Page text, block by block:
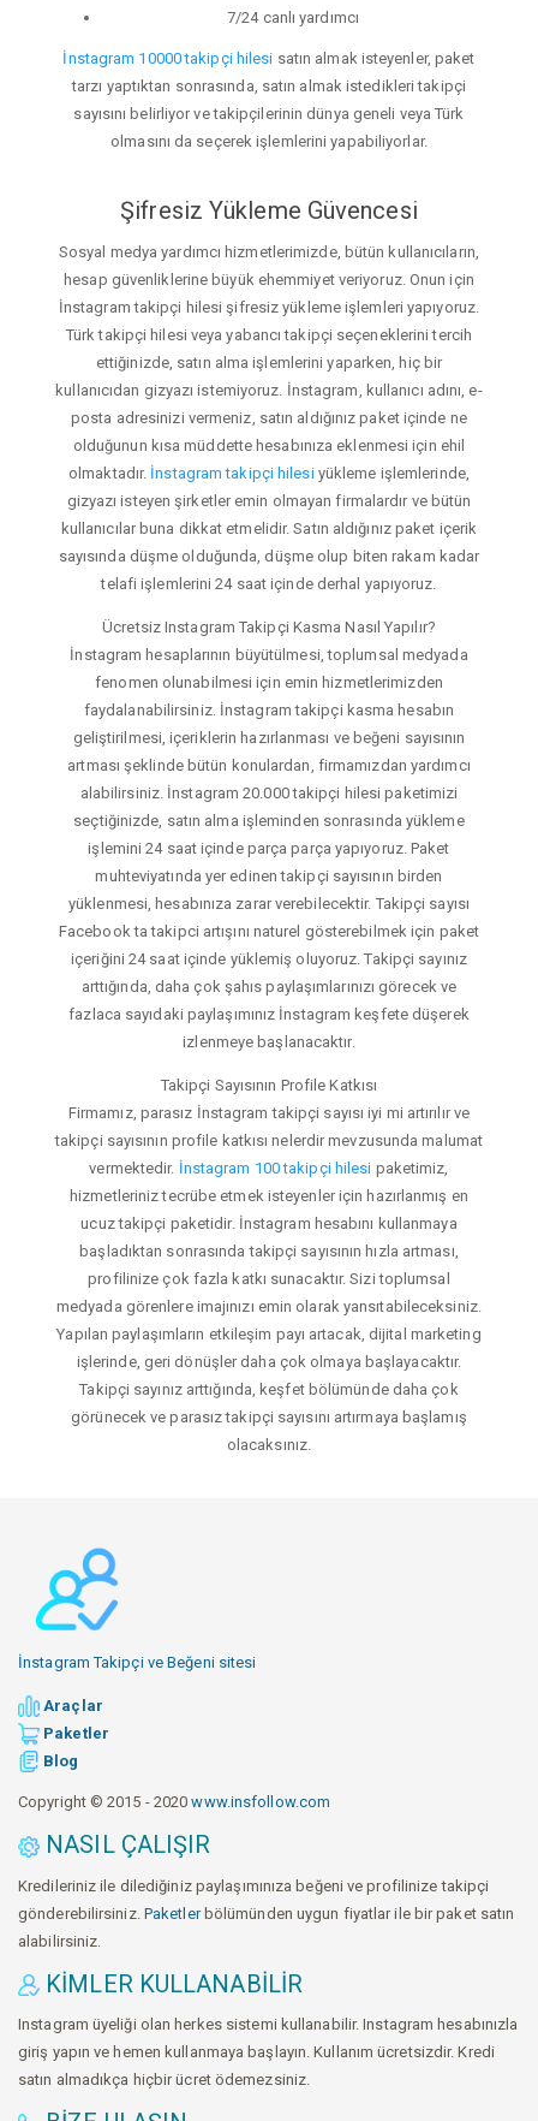
7/24 canlı yardımcı
İnstagram 10000 takipçi hilesi satın almak isteyenler, paket
tarzı yaptıktan sonrasında, satın almak istedikleri takipçi
sayısını belirliyor ve takipçilerinin dünya geneli veya Türk
olmasını da seçerek işlemlerini yapabiliyorlar.
Şifresiz Yükleme Güvencesi
Sosyal medya yardımcı hizmetlerimizde, bütün kullanıcıların,
hesap güvenliklerine büyük ehemmiyet veriyoruz. Onun için
İnstagram takipçi hilesi şifresiz yükleme işlemleri yapıyoruz.
Türk takipçi hilesi veya yabancı takipçi seçeneklerini tercih
ettiğinizde, satın alma işlemlerini yaparken, hiç bir
kullanıcıdan gizyazı istemiyoruz. İnstagram, kullanıcı adını, e-
posta adresinizi vermeniz, satın aldığınız paket içinde ne
olduğunun kısa müddette hesabınıza eklenmesi için ehil
olmaktadır. İnstagram takipçi hilesiyükleme işlemlerinde,
gizyazı isteyen şirketler emin olmayan firmalardır ve bütün
kullanıcılar buna dikkat etmelidir. Satın aldığınız paket içerik
sayısında düşme olduğunda, düşme olup biten rakam kadar
telafi işlemlerini 24 saat içinde derhal yapıyoruz.
Ücretsiz Instagram Takipçi Kasma Nasıl Yapılır?
İnstagram hesaplarının büyütülmesi, toplumsal medyada
fenomen olunabilmesi için emin hizmetlerimizden
faydalanabilirsiniz. İnstagram takipçi kasma hesabın
geliştirilmesi, içeriklerin hazırlanması ve beğeni sayısının
artması şeklinde bütün konulardan, firmamızdan yardımcı
alabilirsiniz. İnstagram 20.000 takipçi hilesi paketimizi
seçtiğinizde, satın alma işleminden sonrasında yükleme
işlemini 24 saat içinde parça parça yapıyoruz. Paket
muhteviyatında yer edinen takipçi sayısının birden
yüklenmesi, hesabınıza zarar verebilecektir. Takipçi sayısı
Facebook ta takipci artışını naturel gösterebilmek için paket
içeriğini 24 saat içinde yüklemiş oluyoruz. Takipçi sayınız
arttığında, daha çok şahıs paylaşımlarınızı görecek ve
fazlaca sayıdaki paylaşımınız İnstagram keşfete düşerek
izlenmeye başlanacaktır.
Takipçi Sayısının Profile Katkısı
Firmamız, parasız İnstagram takipçi sayısı iyi mi artırılır ve
takipçi sayısının profile katkısı nelerdir mevzusunda malumat
vermektedir. İnstagram 100 takipçi hilesi paketimiz,
hizmetleriniz tecrübe etmek isteyenler için hazırlanmış en
ucuz takipçi paketidir. İnstagram hesabını kullanmaya
başladıktan sonrasında takipçi sayısının hızla artması,
profilinize çok fazla katkı sunacaktır. Sizi toplumsal
medyada görenlere imajınızı emin olarak yansıtabileceksiniz.
Yapılan paylaşımların etkileşim payı artacak, dijital marketing
işlerinde, geri dönüşler daha çok olmaya başlayacaktır.
Takipçi sayınız arttığında, keşfet bölümünde daha çok
görünecek ve parasız takipçi sayısını artırmaya başlamış
olacaksınız.
İnstagram Takipçi ve Beğeni sitesi
Araçlar
Paketler
Blog
Copyright © 2015 - 2020www.insfollow.com
NASIL ÇALIŞIR
Kredileriniz ile dilediğiniz paylaşımınıza beğeni ve profilinize takipçi
gönderebilirsiniz. Paketlerbölümünden uygun fiyatlar ile bir paket satın
alabilirsiniz.
KIMLER KULLANABILIR
Instagram üyeliği olan herkes sistemi kullanabilir. Instagram hesabınızla
giriş yapın ve hemen kullanmaya başlayın. Kullanım ücretsizdir. Kredi
satın almadıkça hiçbir ücret ödemezsiniz.